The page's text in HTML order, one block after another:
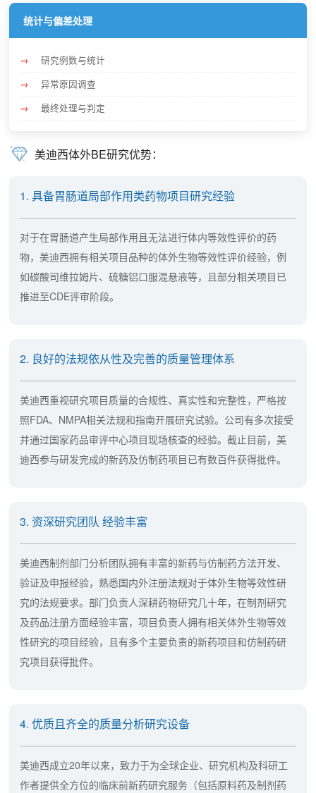
统计与偏差处理
研究例数与统计
异常原因调查
最终处理与判定
美迪西体外BE研究优势：
1. 具备胃肠道局部作用类药物项目研究经验
对于在胃肠道产生局部作用且无法进行体内等效性评价的药
物，美迪西拥有相关项目品种的体外生物等效性评价经验，例
如碳酸司维拉姆片、硫糖铝口服混悬液等，且部分相关项目已
推进至CDE评审阶段。
2. 良好的法规依从性及完善的质量管理体系
美迪西重视研究项目质量的合规性、真实性和完整性，严格按
照FDA、NMPA相关法规和指南开展研究试验。公司有多次接受
并通过国家药品审评中心项目现场核查的经验。截止目前，美
迪西参与研发完成的新药及仿制药项目已有数百件获得批件。
3. 资深研究团队 经验丰富
美迪西制剂部门分析团队拥有丰富的新药与仿制药方法开发、
验证及申报经验，熟悉国内外注册法规对于体外生物等效性研
究的法规要求。部门负责人深耕药物研究几十年，在制剂研究
及药品注册方面经验丰富，项目负责人拥有相关体外生物等效
性研究的项目经验，且有多个主要负责的新药项目和仿制药研
究项目获得批件。
4. 优质且齐全的质量分析研究设备
美迪西成立20年以来，致力于为全球企业、研究机构及科研工
作者提供全方位的临床前新药研究服务（包括原料药及制剂药